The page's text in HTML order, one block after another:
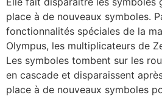
place à de nouveaux symboles.
fonctionnalités spéciales de la
Olympus, les multiplicateurs de
Les symboles tombent sur les
en cascade et disparaissent
place à de nouveaux symboles